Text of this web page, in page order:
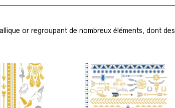
or regroupant de nombreux éléments, dont des